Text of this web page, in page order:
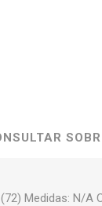
(72) Medidas: N/A